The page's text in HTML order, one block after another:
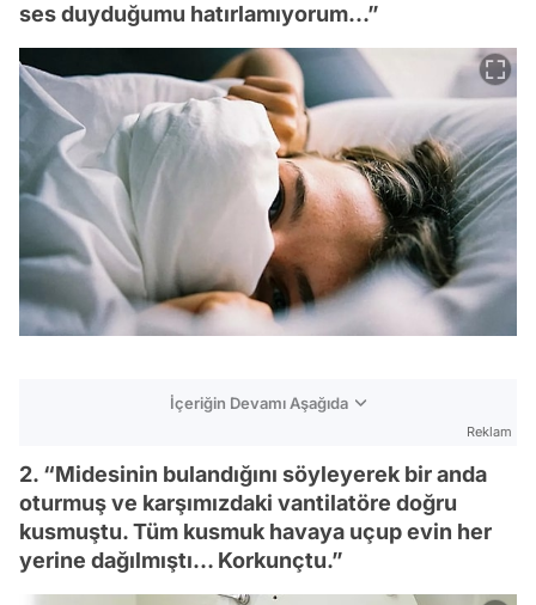
ses duyduğumu hatırlamıyorum…”
İçeriğin Devamı Aşağıda
Reklam
2. “Midesinin bulandığını söyleyerek bir anda
oturmuş ve karşımızdaki vantilatöre doğru
kusmuştu. Tüm kusmuk havaya uçup evin her
yerine dağılmıştı… Korkunçtu.”